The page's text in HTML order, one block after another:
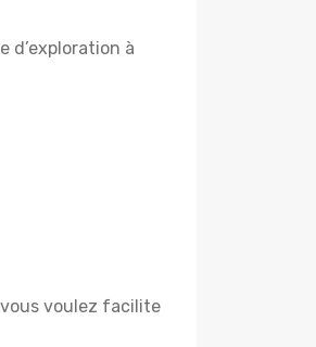
d’exploration à
voulez facilite